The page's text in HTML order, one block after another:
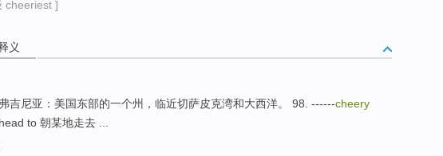
cheeriest ]
义
吉尼亚：美国东部的一个州，临近切萨皮克湾和大西洋。 98. ------cheery
to 朝某地走去 ...